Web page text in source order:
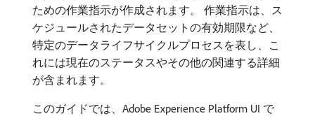
ための作業指示が作成されます。 作業指示は、ス
ケジュールされたデータセットの有効期限など、
特定のデータライフサイクルプロセスを表し、こ
れには現在のステータスやその他の関連する詳細
が含まれます。
このガイドでは、Adobe Experience Platform UI で